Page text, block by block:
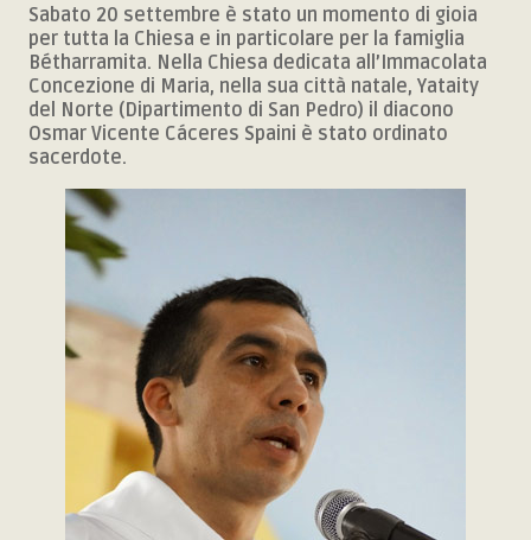
Sabato 20 settembre è stato un momento di gioia
per tutta la Chiesa e in particolare per la famiglia
Bétharramita. Nella Chiesa dedicata all’Immacolata
Concezione di Maria, nella sua città natale, Yataity
del Norte (Dipartimento di San Pedro) il diacono
Osmar Vicente Cáceres Spaini è stato ordinato
sacerdote.